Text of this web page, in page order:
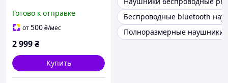
Готово к отправке
от500₴/мес
2 999₴
Купить
Беспроводные bluetooth
Полноразмерные наушники